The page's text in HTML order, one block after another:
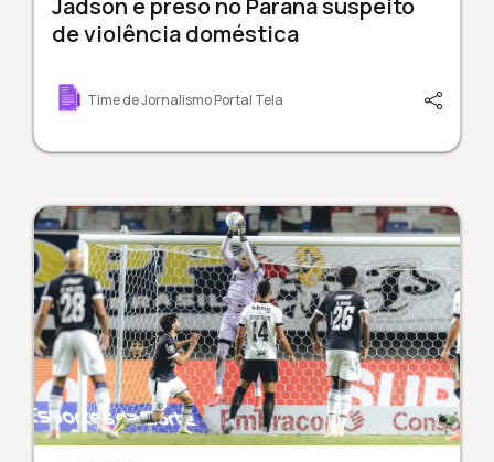
de violência doméstica
Time de Jornalismo Portal Tela